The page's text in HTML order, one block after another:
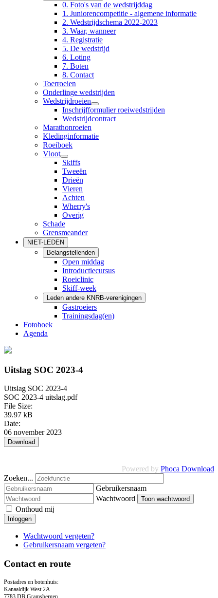
0. Foto's van de wedstrijddag
1. Juniorencompetitie - algemene informatie
2. Wedstrijdschema 2022-2023
3. Waar, wanneer
4. Registratie
5. De wedstrijd
6. Loting
7. Boten
8. Contact
Toerroeien
Onderlinge wedstrijden
Wedstrijdroeien
Inschrijfformulier roeiwedstrijden
Wedstrijdcontract
Marathonroeien
Kledinginformatie
Roeiboek
Vloot
Skiffs
Tweeën
Drieën
Vieren
Achten
Wherry's
Overig
Schade
Grensmeander
NIET-LEDEN
Belangstellenden
Open middag
Introductiecursus
Roeiclinic
Skiff-week
Leden andere KNRB-verenigingen
Gastroeiers
Trainingsdag(en)
Fotoboek
Agenda
Uitslag SOC 2023-4
Uitslag SOC 2023-4
SOC 2023-4 uitslag.pdf
File Size:
39.97 kB
Date:
06 november 2023
Powered by Phoca Download
Zoeken...
Gebruikersnaam
Wachtwoord
Toon wachtwoord
Onthoud mij
Inloggen
Wachtwoord vergeten?
Gebruikersnaam vergeten?
Contact en route
Postadres en botenhuis:
Kanaaldijk West 2A
7783 DB Gramsbergen